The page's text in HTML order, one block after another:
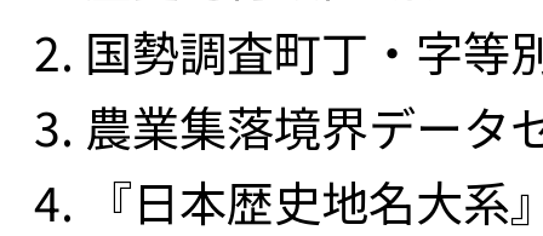
国勢調査町丁・字等
農業集落境界データ
『日本歴史地名大